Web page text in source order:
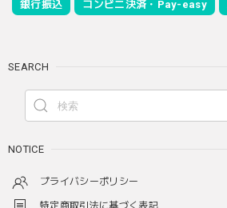
銀行振込 コンビニ決済・Pay-easy
SEARCH
NOTICE
プライバシーポリシー
特定商取引法に基づく表記